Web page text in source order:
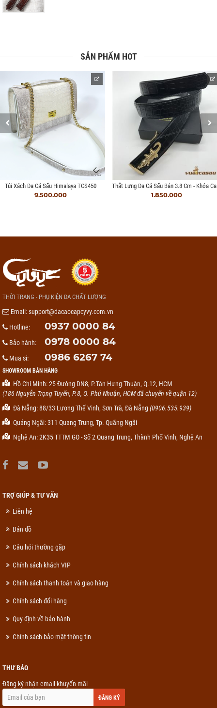
SẢN PHẨM HOT
Túi Xách Da Cá Sấu Himalaya TCS450
9.500.000
1.850.000
THỜI TRANG - PHỤ KIỆN DA CHẤT LƯỢNG
Email:support@dacaocapcyvy.com.vn
Hotline:
0937 0000 84
Bảo hành: 0978 0000 84
Mua sỉ: 0986 6267 74
SHOWROOM BÁN HÀNG
Hồ Chí Minh: 25 Đường DN8, P.Tân Hưng Thuận, Q.12, HCM
(186 Nguyễn Trọng Tuyển, P.8, Q. Phú Nhuận, HCM đã chuyển về quận 12)
Đà Nẵng: 88/33 Lương Thế Vinh, Sơn Trà, Đà Nẵng (0906.535.939)
Quảng Ngãi: 311 Quang Trung, Tp. Quãng Ngãi
Nghệ An: 2K35 TTTM GO - Số 2 Quang Trung, Thành Phố Vinh, Nghệ An
TRỢ GIÚP & TƯ VẤN
Liên hệ
Bản đồ
Câu hỏi thường gặp
Chính sách khách VIP
Chính sách thanh toán và giao hàng
Chính sách đổi hàng
Quy định về bảo hành
Chính sách bảo mật thông tin
THƯ BÁO
Đăng ký nhận email khuyến mãi
ĐĂNG KÝ